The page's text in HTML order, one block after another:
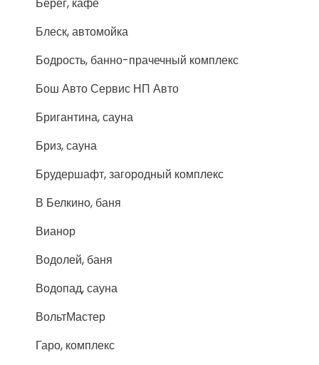
Берег, кафе
Блеск, автомойка
Бодрость, банно-прачечный комплекс
Бош Авто Сервис НП Авто
Бригантина, сауна
Бриз, сауна
Брудершафт, загородный комплекс
В Белкино, баня
Вианор
Водолей, баня
Водопад, сауна
ВольтМастер
Гаро, комплекс